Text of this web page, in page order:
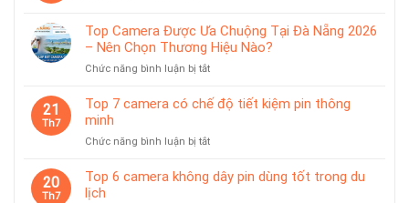
chống
nước
IP65
5
camera
pin
phù
giám
thời
Top Camera Được Ưa Chuộng Tại Đà Nẵng 2026
– Nên Chọn Thương Hiệu Nào?
Chức năng bình luận bị tắtở
Camera
Được
Chuộng
Đà
21
Th7
Top 7 camera có chế độ tiết kiệm pin thông
minh
Chức năng bình luận bị tắtở
camera
20
Th7
Top 6 camera không dây pin dùng tốt trong du
lịch